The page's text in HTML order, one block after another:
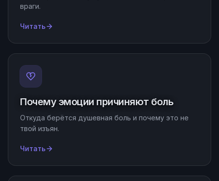
враги.
Читать
Почему эмоции причиняют боль
Откуда берётся душевная боль и почему это не
твой изъян.
Читать